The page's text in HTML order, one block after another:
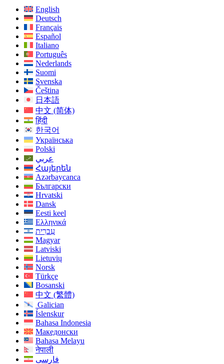
English
Deutsch
Français
Español
Italiano
Português
Nederlands
Suomi
Svenska
Čeština
日本語
中文 (简体)
हिंदी
한국어
Українська
Polski
عربي
Հայերեն
Azərbaycanca
Български
Hrvatski
Dansk
Eesti keel
Ελληνικά
עִברִית
Magyar
Latviski
Lietuvių
Norsk
Türkçe
Bosanski
中文 (繁體)
Galician
Íslenskur
Bahasa Indonesia
Македонски
Bahasa Melayu
नेपाली
فارسی